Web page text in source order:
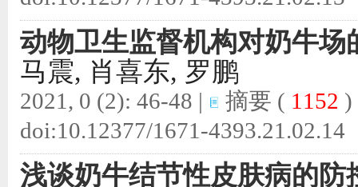
动物卫生监督机构对奶牛场
马震, 肖喜东, 罗鹏
2021, 0 (2): 46-48 | 摘要 ( 1152
doi:10.12377/1671-4393.21.02.14
浅谈奶牛结节性皮肤病的防